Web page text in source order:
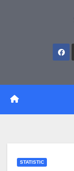
STATISTIC